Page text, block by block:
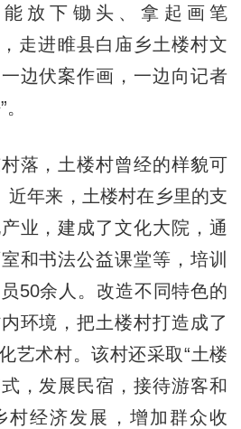
能放下锄头、拿起画笔
走进睢县白庙乡土楼村文
边伏案作画，一边向记者
，土楼村曾经的样貌可
近年来，土楼村在乡里的支
业，建成了文化大院，通
和书法公益课堂等，培训
50余人。改造不同特色的
环境，把土楼村打造成了
艺术村。该村还采取“土楼
，发展民宿，接待游客和
村经济发展，增加群众收